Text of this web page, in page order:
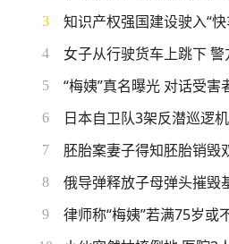
3 知识产权强国建设驶入“快
4 女子从行驶货车上跳下 警
5 “梅姨”真名曝光 对话受害
6
7 胚胎案妻子得知胚胎销毁
8 俄导弹释放子母弹头摧毁
9 律师称“梅姨”若满75岁或